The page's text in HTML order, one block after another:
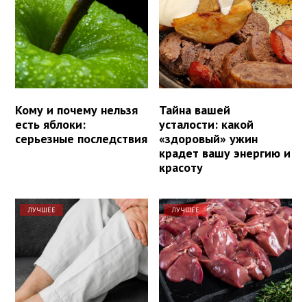
Кому и почему нельзя
есть яблоки:
серьезные последствия
Тайна вашей
усталости: какой
«здоровый» ужин
крадет вашу энергию и
красоту
ЛУЧШЕЕ ЛУЧШЕЕ